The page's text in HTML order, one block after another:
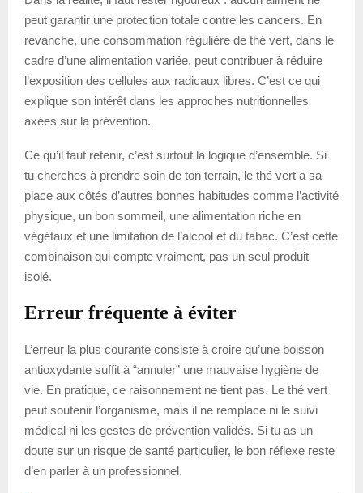
peut garantir une protection totale contre les cancers. En
revanche, une consommation régulière de thé vert, dans le
cadre d’une alimentation variée, peut contribuer à réduire
l’exposition des cellules aux radicaux libres. C’est ce qui
explique son intérêt dans les approches nutritionnelles
axées sur la prévention.
Ce qu’il faut retenir, c’est surtout la logique d’ensemble. Si
tu cherches à prendre soin de ton terrain, le thé vert a sa
place aux côtés d’autres bonnes habitudes comme l’activité
physique, un bon sommeil, une alimentation riche en
végétaux et une limitation de l’alcool et du tabac. C’est cette
combinaison qui compte vraiment, pas un seul produit
isolé.
Erreur fréquente à éviter
L’erreur la plus courante consiste à croire qu’une boisson
antioxydante suffit à “annuler” une mauvaise hygiène de
vie. En pratique, ce raisonnement ne tient pas. Le thé vert
peut soutenir l’organisme, mais il ne remplace ni le suivi
médical ni les gestes de prévention validés. Si tu as un
doute sur un risque de santé particulier, le bon réflexe reste
d’en parler à un professionnel.